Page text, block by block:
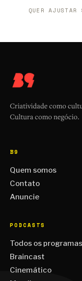
QUER
Criatividade como
Cultura como negócio.
B9
Quem somos
Contato
Anuncie
PODCASTS
Todos os programas
Braincast
Cinemático